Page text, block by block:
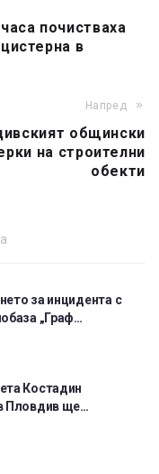
почистваха
в
Напред
общински
на строителни
обекти
за инцидента с
„Граф…
Костадин
Пловдив ще…